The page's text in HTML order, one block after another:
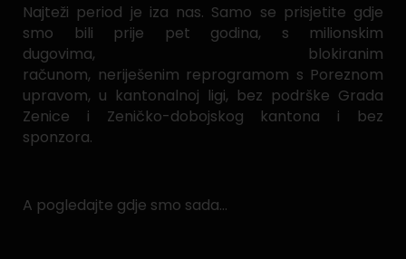
Najteži period je iza nas. Samo se prisjetite gdje
smo bili prije pet godina, s milionskim
dugovima, blokiranim
računom, neriješenim reprogramom s Poreznom
upravom, u kantonalnoj ligi, bez podrške Grada
Zenice i Zeničko-dobojskog kantona i bez
sponzora.
A pogledajte gdje smo sada…